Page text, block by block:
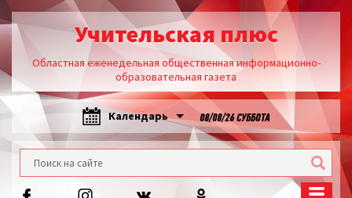
Учительская плюс
Областная еженедельная общественная информационно-
образовательная газета
Календарь 08/08/26 СУББОТА